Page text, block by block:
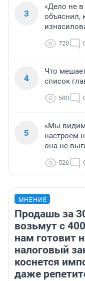
3
«Дело не
объяснил,
720
4
Что
список
580
5
«Мы видим
настроем
она не
526
МНЕНИЕ
Продашь за
возьмут с
нам готовит
налоговый
коснется
даже